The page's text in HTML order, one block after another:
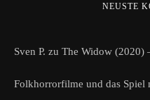
NEUSTE
Sven P. zu The Widow (2020)
Folkhorrorfilme und das Spiel